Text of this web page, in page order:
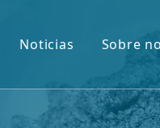
Noticias Sobre